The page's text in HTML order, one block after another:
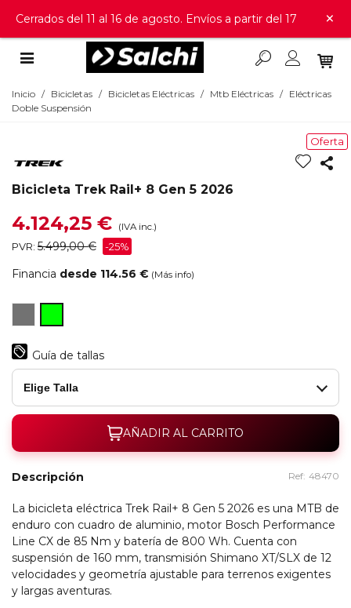
Cerrados del 11 al 16 de agosto. Envíos a partir del 17 ×
Inicio / Bicicletas / Bicicletas Eléctricas / Mtb Eléctricas / Eléctricas
Doble Suspensión
Oferta
Bicicleta Trek Rail+ 8 Gen 5 2026
4.124,25 € (IVA inc.)
PVR: 5.499,00 € -25%
Financia desde 114.56 € (Más info)
Star
Guía de tallas
Elige Talla
AÑADIR AL CARRITO
Descripción Ref: 48470
La bicicleta eléctrica Trek Rail+ 8 Gen 5 2026 es una MTB de
enduro con cuadro de aluminio, motor Bosch Performance
Line CX de 85 Nm y batería de 800 Wh. Cuenta con
suspensión de 160 mm, transmisión Shimano XT/SLX de 12
velocidades y geometría ajustable para terrenos exigentes
y largas aventuras.